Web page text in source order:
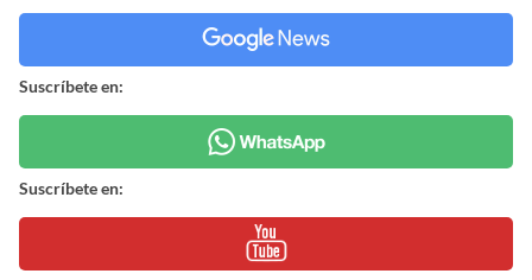
Suscríbete en:
Suscríbete en: